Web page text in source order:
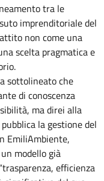
tra le
imprenditoriale del
non come una
scelta pragmatica e
sottolineato che
di conoscenza
ma direi alla
la gestione del
EmiliAmbiente,
modello già
efficienza